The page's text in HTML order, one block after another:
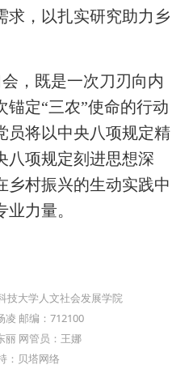
求，以扎实研究助力乡
，既是一次刀刃向内
锚定“三农”使命的行动
员将以中央八项规定精
八项规定刻进思想深
乡村振兴的生动实践中
力量。
技大学人文社会发展学院
凌 邮编：712100
丽 网管员：王娜
：贝塔网络